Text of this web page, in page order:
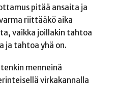
pitää ansaita ja
riittääkö aika
vaikka joillakin tahtoa
ja tahtoa yhä on.
menneinä
virkakannalla